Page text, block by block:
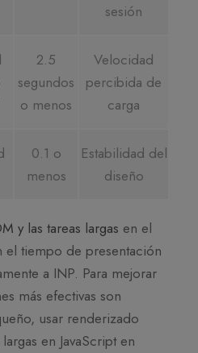
sesión
2.5
segundos
o menos
Velocidad
percibida de
carga
0.1 o
menos
Estabilidad del
diseño
y las tareas largas en el
el tiempo de presentación
a INP. Para mejorar
más efectivas son
usar renderizado
en JavaScript en